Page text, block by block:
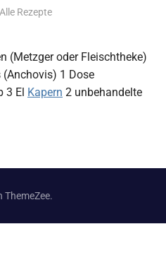
Alle Rezepte
(Metzger oder Fleischtheke)
1 Dose
3 El Kapern 2 unbehandelte
ThemeZee.